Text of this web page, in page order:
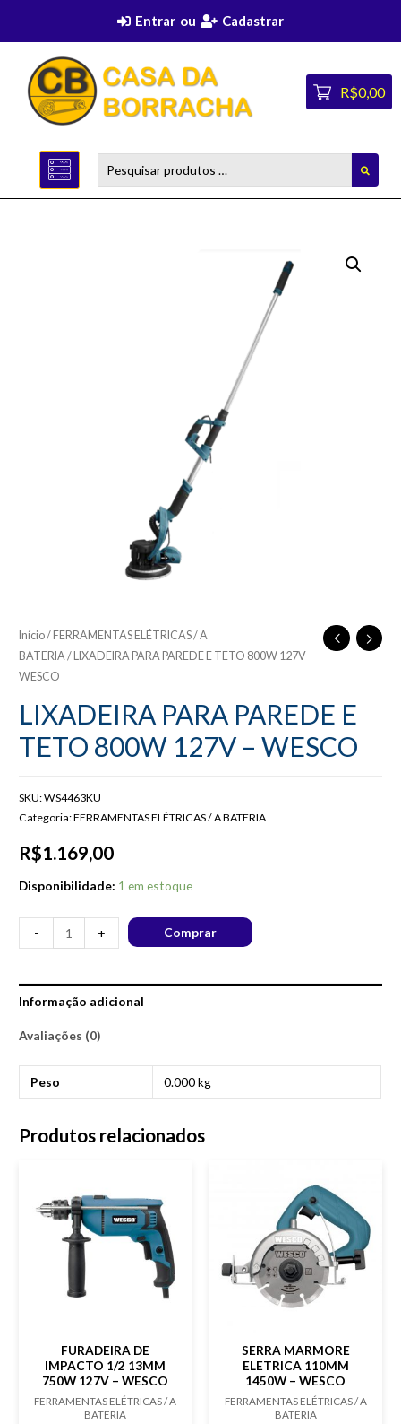
Entrar ou Cadastrar
R$0,00
Início/FERRAMENTAS ELÉTRICAS / A
BATERIA / LIXADEIRA PARA PAREDE E TETO 800W 127V –
WESCO
LIXADEIRA PARA PAREDE E
TETO 800W 127V – WESCO
SKU:WS4463KU
Categoria:FERRAMENTAS ELÉTRICAS / A BATERIA
R$1.169,00
Disponibilidade: 1 em estoque
- + Comprar
Informação adicional
Avaliações (0)
Peso 0.000 kg
Produtos relacionados
FURADEIRA DE
IMPACTO 1/2 13MM
750W 127V – WESCO
FERRAMENTAS ELÉTRICAS / A
BATERIA
SERRA MARMORE
ELETRICA 110MM
1450W – WESCO
FERRAMENTAS ELÉTRICAS / A
BATERIA